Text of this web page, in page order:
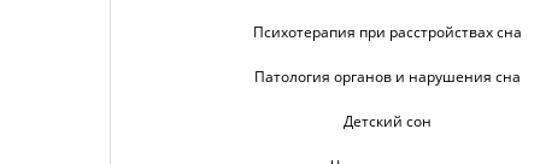
Психотерапия при расстройствах сна
Патология органов и нарушения сна
Детский сон